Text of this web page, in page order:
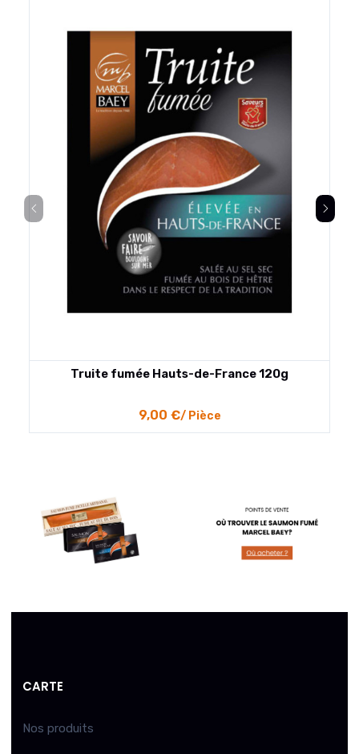
Truite fumée Hauts-de-France 120g
9,00 €/ Pièce
CARTE
Nos produits